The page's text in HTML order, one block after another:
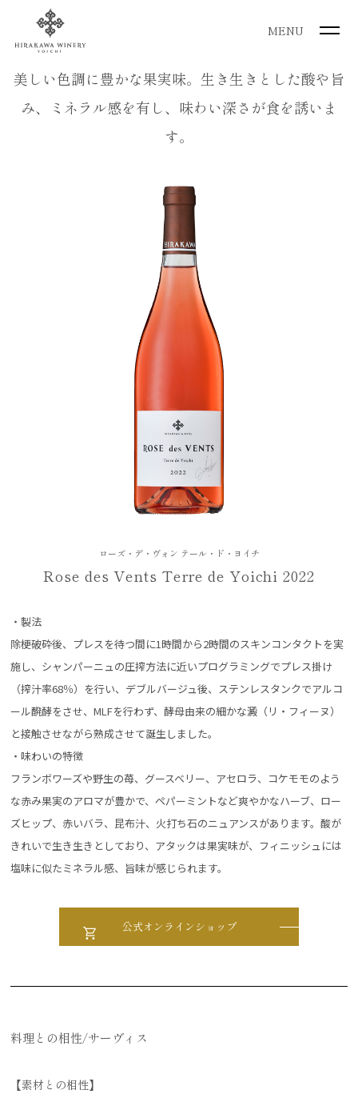
MENU
美しい色調に豊かな果実味。生き生きとした酸や旨
み、ミネラル感を有し、味わい深さが食を誘いま
す。
ローズ・デ・ヴォン テール・ド・ヨイチ
Rose des Vents Terre de Yoichi 2022
・製法
除梗破砕後、プレスを待つ間に1時間から2時間のスキンコンタクトを実
施し、シャンパーニュの圧搾方法に近いプログラミングでプレス掛け
（搾汁率68％）を行い、デブルバージュ後、ステンレスタンクでアルコ
ール醗酵をさせ、MLFを行わず、酵母由来の細かな澱（リ・フィーヌ）
と接触させながら熟成させて誕生しました。
・味わいの特徴
フランボワーズや野生の苺、グースベリー、アセロラ、コケモモのよう
な赤み果実のアロマが豊かで、ペパーミントなど爽やかなハーブ、ロー
ズヒップ、赤いバラ、昆布汁、火打ち石のニュアンスがあります。酸が
きれいで生き生きとしており、アタックは果実味が、フィニッシュには
塩味に似たミネラル感、旨味が感じられます。
公式オンラインショップ
料理との相性/サーヴィス
【素材との相性】